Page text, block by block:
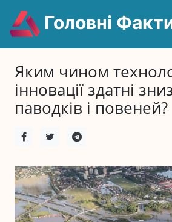
Головні
Яким чином
інновації здатні
паводків і повеней?